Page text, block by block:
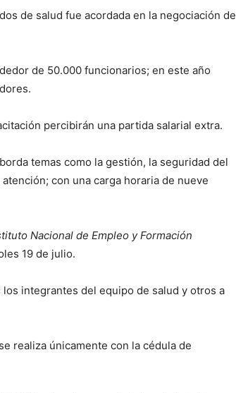
de salud fue acordada en la negociación de
de 50.000 funcionarios; en este año
percibirán una partida salarial extra.
temas como la gestión, la seguridad del
con una carga horaria de nueve
Nacional de Empleo y Formación
19 de julio.
integrantes del equipo de salud y otros a
realiza únicamente con la cédula de